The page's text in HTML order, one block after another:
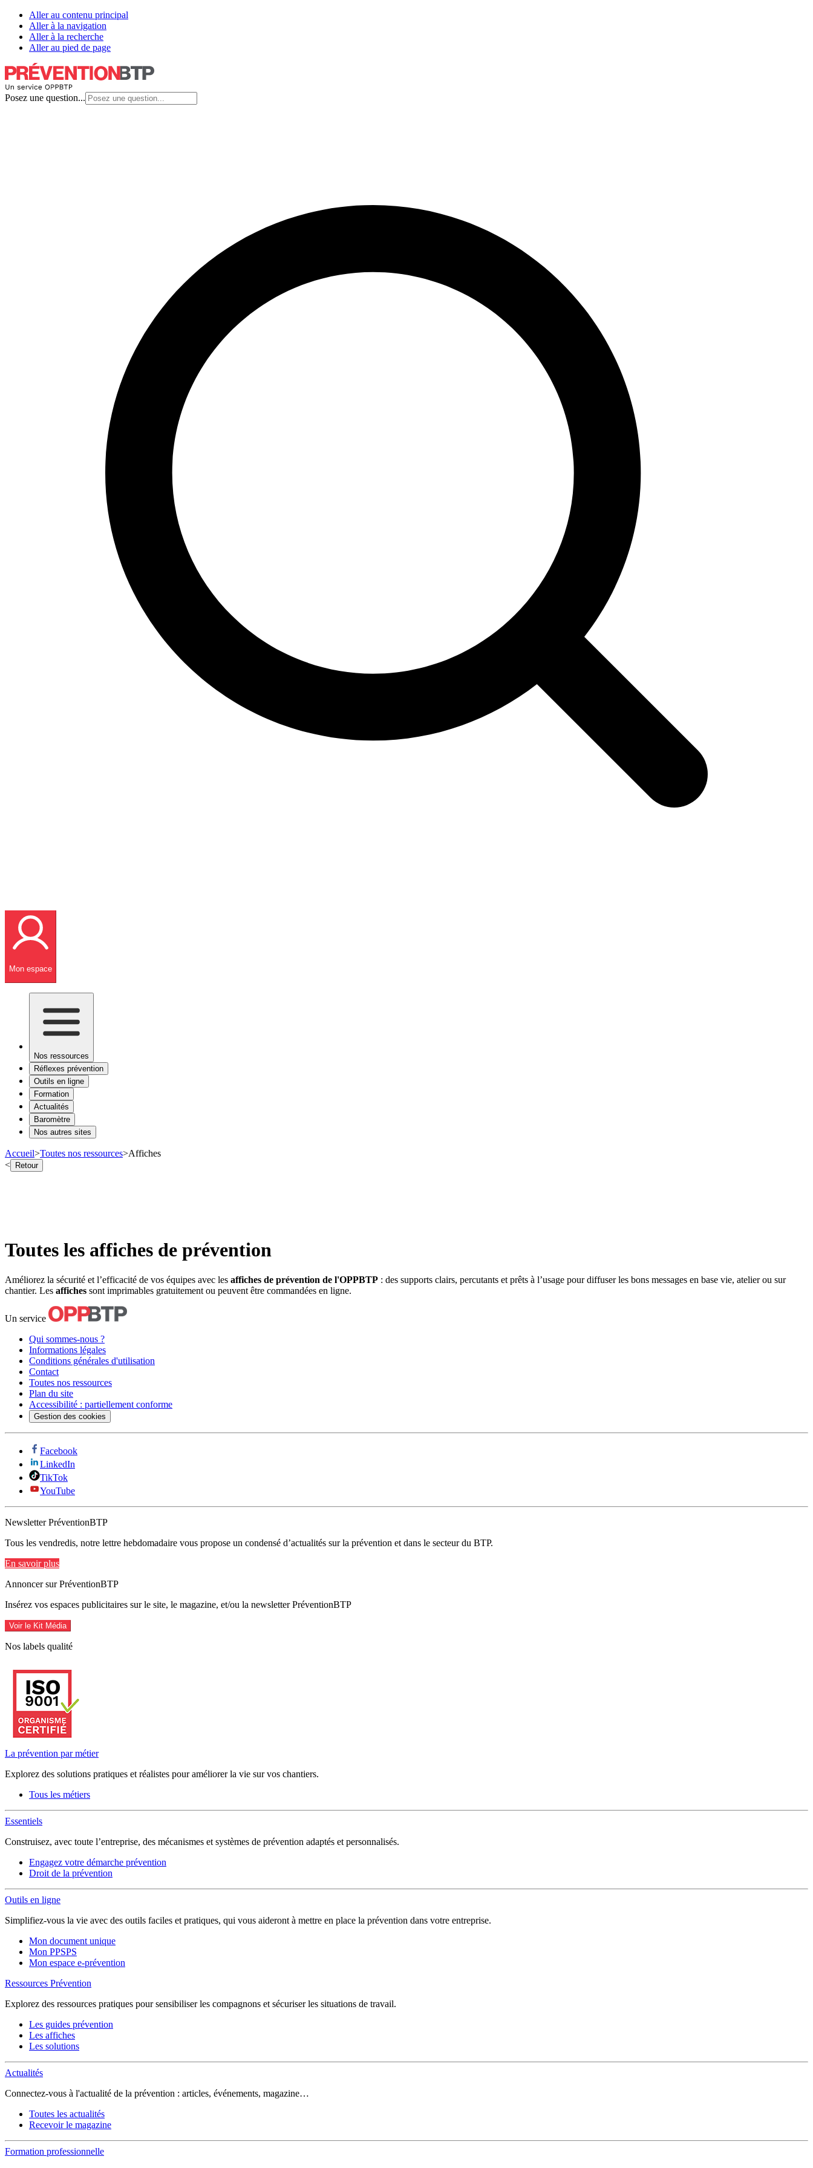
Aller au contenu principal
Aller à la navigation
Aller à la recherche
Aller au pied de page
Posez une question...
Mon espace
Nos ressources
Réflexes prévention
Outils en ligne
Formation
Actualités
Baromètre
Nos autres sites
Accueil>Toutes nos ressources>Affiches
< Retour
Toutes les affiches de prévention
Améliorez la sécurité et l’efficacité de vos équipes avec les affiches de prévention de l'OPPBTP : des supports clairs, percutants et prêts à l’usage pour diffuser les bons messages en base vie, atelier ou sur
chantier. Les affiches sont imprimables gratuitement ou peuvent être commandées en ligne.
Un service
Qui sommes-nous ?
Informations légales
Conditions générales d'utilisation
Contact
Toutes nos ressources
Plan du site
Accessibilité : partiellement conforme
Gestion des cookies
Facebook
LinkedIn
TikTok
YouTube
Newsletter PréventionBTP
Tous les vendredis, notre lettre hebdomadaire vous propose un condensé d’actualités sur la prévention et dans le secteur du BTP.
En savoir plus
Annoncer sur PréventionBTP
Insérez vos espaces publicitaires sur le site, le magazine, et/ou la newsletter PréventionBTP
Voir le Kit Média
Nos labels qualité
La prévention par métier
Explorez des solutions pratiques et réalistes pour améliorer la vie sur vos chantiers.
Tous les métiers
Essentiels
Construisez, avec toute l’entreprise, des mécanismes et systèmes de prévention adaptés et personnalisés.
Engagez votre démarche prévention
Droit de la prévention
Outils en ligne
Simplifiez-vous la vie avec des outils faciles et pratiques, qui vous aideront à mettre en place la prévention dans votre entreprise.
Mon document unique
Mon PPSPS
Mon espace e-prévention
Ressources Prévention
Explorez des ressources pratiques pour sensibiliser les compagnons et sécuriser les situations de travail.
Les guides prévention
Les affiches
Les solutions
Actualités
Connectez-vous à l'actualité de la prévention : articles, événements, magazine…
Toutes les actualités
Recevoir le magazine
Formation professionnelle